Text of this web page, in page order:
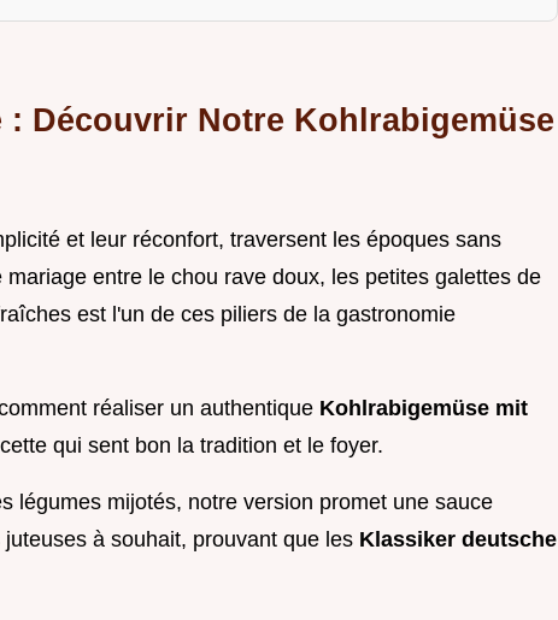
: Découvrir Notre Kohlrabigemüse
et leur réconfort, traversent les époques sans
entre le chou rave doux, les petites galettes de
est l'un de ces piliers de la gastronomie
réaliser un authentique Kohlrabigemüse mit
qui sent bon la tradition et le foyer.
légumes mijotés, notre version promet une sauce
à souhait, prouvant que les Klassiker deutsche